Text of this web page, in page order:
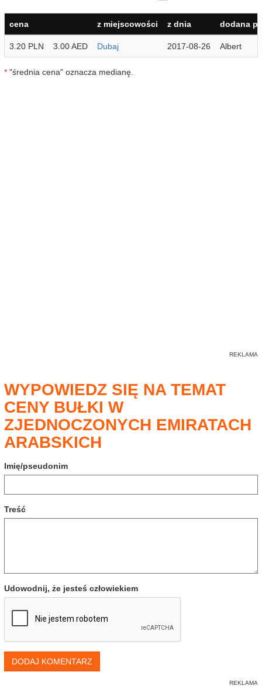
cena z miejscowości z dnia dodana
3.20 PLN 3.00 AED Dubaj 2017-08-26 Albert
* "średnia cena" oznacza medianę.
WYPOWIEDZ SIĘ NA TEMAT
CENY BUŁKI W
ZJEDNOCZONYCH EMIRATACH
ARABSKICH
Imię/pseudonim
Treść
Udowodnij, że jesteś człowiekiem
DODAJ KOMENTARZ